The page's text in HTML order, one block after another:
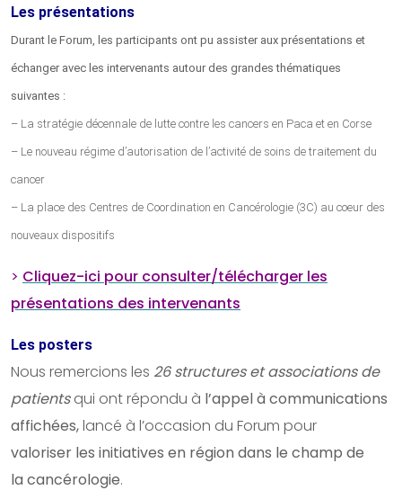
Les présentations
Durant le Forum, les participants ont pu assister aux présentations et
échanger avec les intervenants autour des grandes thématiques
suivantes :
– La stratégie décennale de lutte contre les cancers en Paca et en Corse
– Le nouveau régime d’autorisation de l’activité de soins de traitement du
cancer
– La place des Centres de Coordination en Cancérologie (3C) au coeur des
nouveaux dispositifs
> Cliquez-ici pour consulter/télécharger les
présentations des intervenants
Les posters
Nous remercions les 26 structures et associations de
patientsqui ont répondu à l’appel à communications
affichées,lancé à l’occasion du Forum pour
valoriser les initiatives en région dans le champ de
la cancérologie.